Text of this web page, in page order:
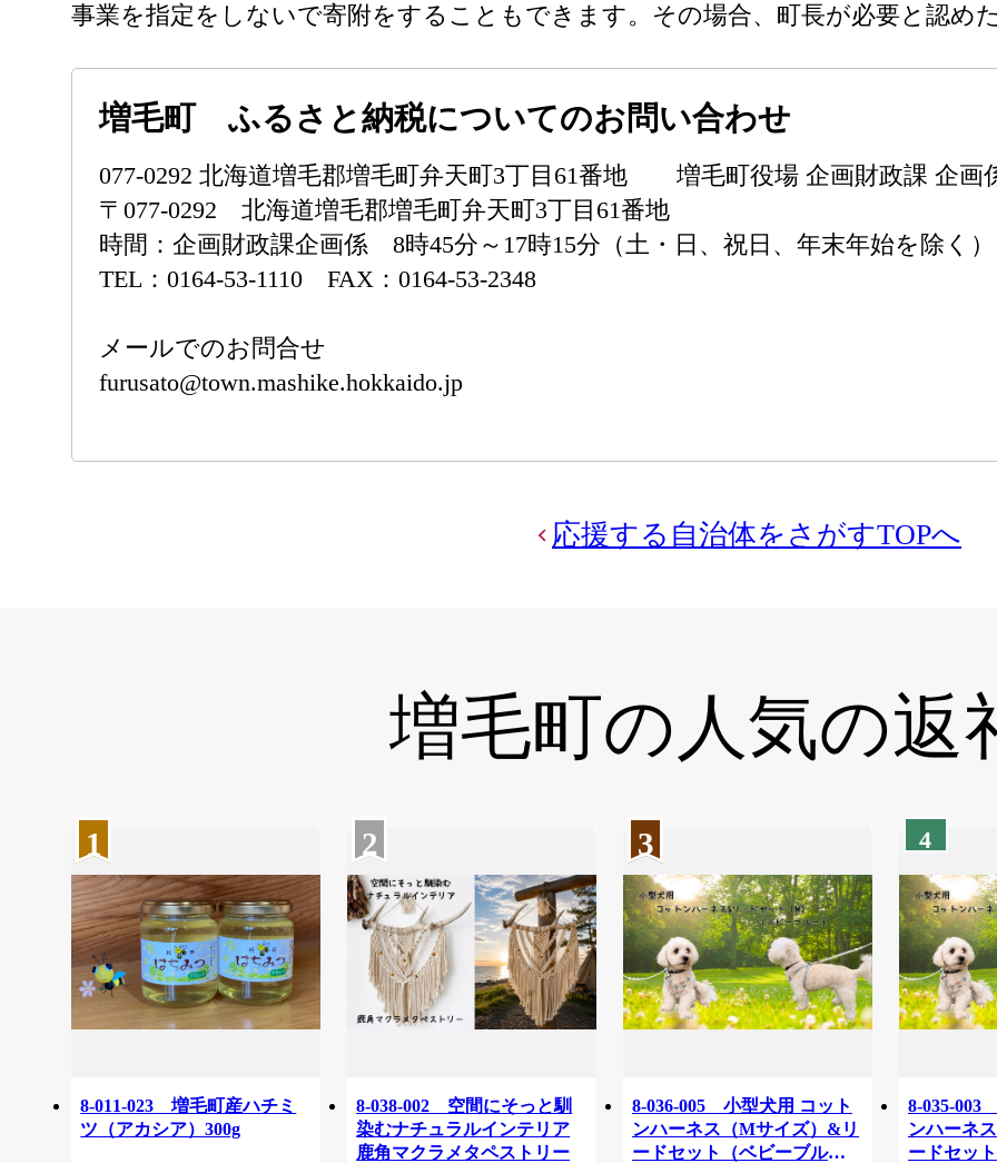
事業を指定をしないで寄附をすることもできます。その場合、町長が必要と認め
増毛町 ふるさと納税についてのお問い合わせ
077-0292 北海道増毛郡増毛町弁天町3丁目61番地 増毛町役場 企画財政課 企画
〒077-0292 北海道増毛郡増毛町弁天町3丁目61番地
時間：企画財政課企画係 8時45分～17時15分（土・日、祝日、年末年始を除く）
TEL：0164-53-1110 FAX：0164-53-2348
メールでのお問合せ
furusato@town.mashike.hokkaido.jp
応援する自治体をさがすTOPへ
増毛町の 人気の返
1
8-011-023 増毛町産ハチミ
ツ（アカシア）300g
2
8-038-002 空間にそっと馴
染むナチュラルインテリア
鹿角マクラメタペストリー
3
8-036-005 小型犬用 コット
ンハーネス（Mサイズ）&リ
ードセット（ベビーブル
4
8-035-003
ンハーネ
ードセッ